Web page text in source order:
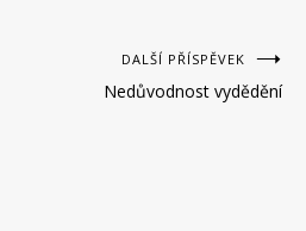
DALŠÍ PŘÍSPĚVEK
Nedůvodnost vydědění